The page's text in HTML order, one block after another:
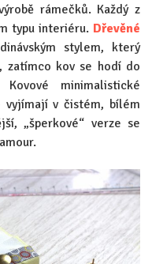
rámečků. Každý z
typu interiéru. Dřevěné
stylem, který
zatímco kov se hodí do
minimalistické
vyjímají v čistém, bílém
„šperkové“ verze se